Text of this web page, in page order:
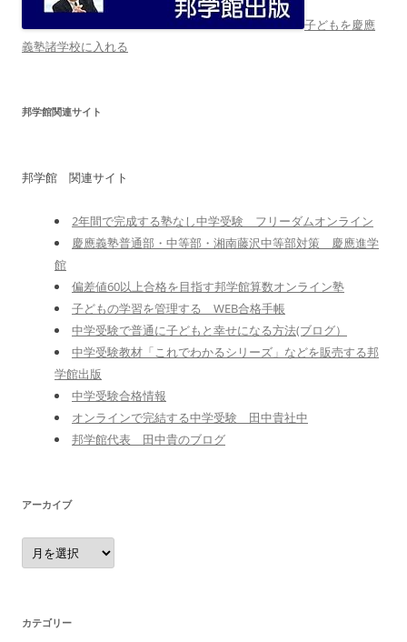
子どもを慶應
義塾諸学校に入れる
邦学館関連サイト
邦学館 関連サイト
2年間で完成する塾なし中学受験 フリーダムオンライン
慶應義塾普通部・中等部・湘南藤沢中等部対策 慶應進学
館
偏差値60以上合格を目指す邦学館算数オンライン塾
子どもの学習を管理する WEB合格手帳
中学受験で普通に子どもと幸せになる方法(ブログ）
中学受験教材「これでわかるシリーズ」などを販売する邦
学館出版
中学受験合格情報
オンラインで完結する中学受験 田中貴社中
邦学館代表 田中貴のブログ
アーカイブ
ア
ー
カ
カテゴリー